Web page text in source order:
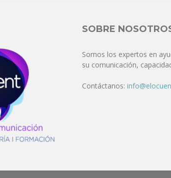
SOBRE
Somos los expertos en
su comunicación,
Contáctanos: